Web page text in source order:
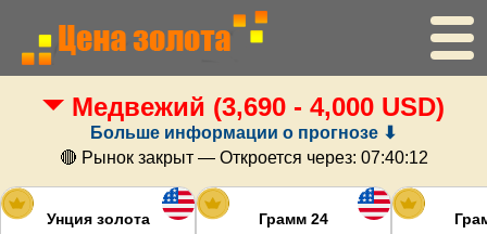
Главная
Цена золота
Цена серебра
Медвежий (3,690 - 4,000 USD)
Больше информации о прогнозе ⬇
🔴 Рынок закрыт — Откроется через: 07:40:12
Унция золота Грамм 24